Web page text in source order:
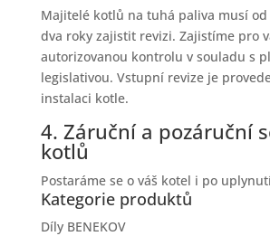
Majitelé kotlů na tuhá paliva musí od
dva roky zajistit revizi. Zajistíme pro
autorizovanou kontrolu v souladu s
legislativou. Vstupní revize je
instalaci kotle.
4. Záruční a pozáruční
kotlů
Postaráme se o váš kotel i po
Kategorie produktů
Díly BENEKOV